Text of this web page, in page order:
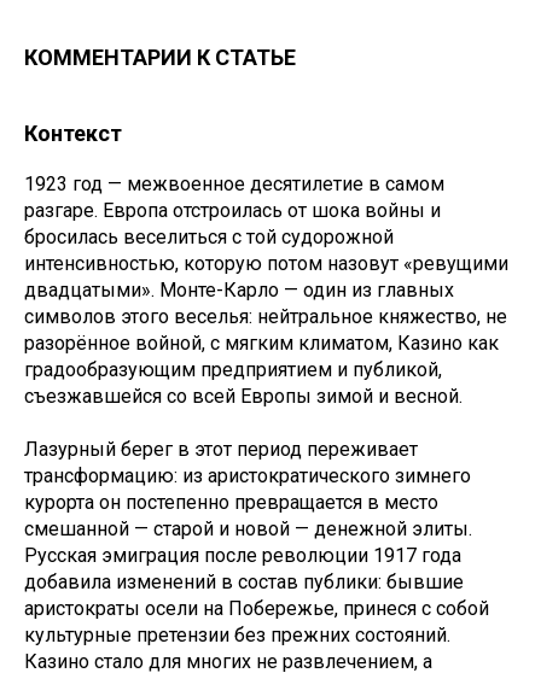
КОММЕНТАРИИ К СТАТЬЕ
Контекст
1923 год — межвоенное десятилетие в самом
разгаре. Европа отстроилась от шока войны и
бросилась веселиться с той судорожной
интенсивностью, которую потом назовут «ревущими
двадцатыми». Монте-Карло — один из главных
символов этого веселья: нейтральное княжество, не
разорённое войной, с мягким климатом, Казино как
градообразующим предприятием и публикой,
съезжавшейся со всей Европы зимой и весной.
Лазурный берег в этот период переживает
трансформацию: из аристократического зимнего
курорта он постепенно превращается в место
смешанной — старой и новой — денежной элиты.
Русская эмиграция после революции 1917 года
добавила изменений в состав публики: бывшие
аристократы осели на Побережье, принеся с собой
культурные претензии без прежних состояний.
Казино стало для многих не развлечением, а